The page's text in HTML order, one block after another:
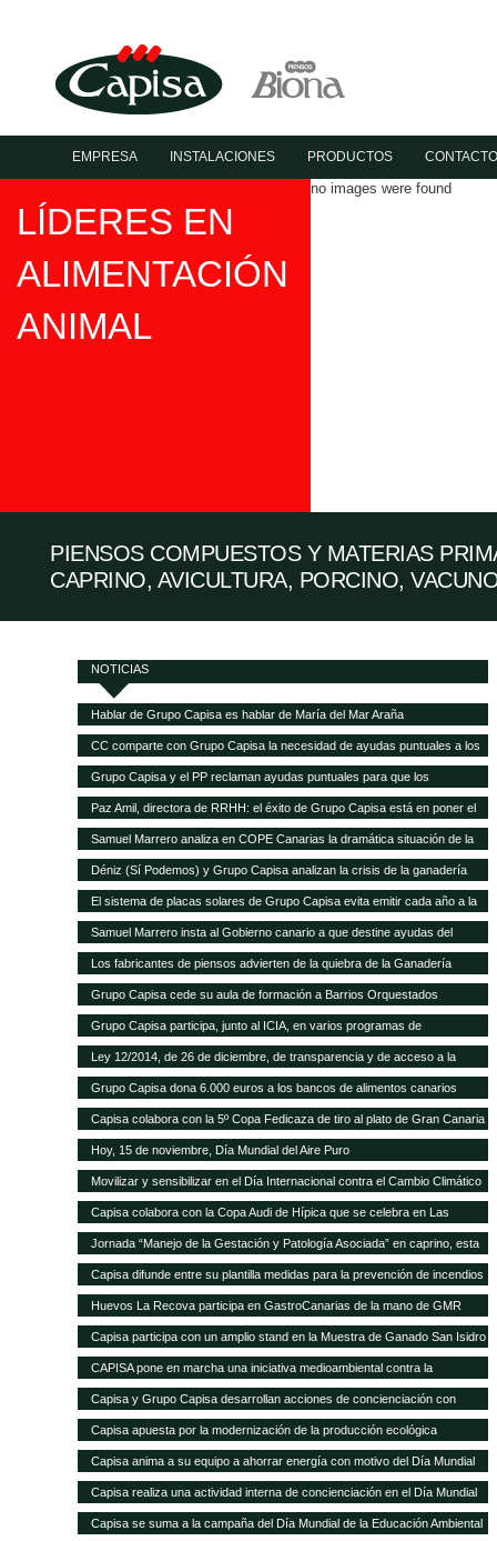
EMPRESA INSTALACIONES PRODUCTOS
no images were found
LÍDERES EN
ALIMENTACIÓN
ANIMAL
PIENSOS COMPUESTOS Y MATERIAS
CAPRINO, AVICULTURA, PORCINO,
NOTICIAS
Hablar de Grupo Capisa es hablar de María del Mar Araña
CC comparte con Grupo Capisa la necesidad de ayudas puntuales a los
ganaderos canarios
Grupo Capisa y el PP reclaman ayudas puntuales para que los
ganaderos canarios puedan pagar la gran subida de la alimentación
animal
Paz Amil, directora de RRHH: el éxito de Grupo Capisa está en poner el
foco en las personas
Samuel Marrero analiza en COPE Canarias la dramática situación de la
ganadería canaria
Déniz (Sí Podemos) y Grupo Capisa analizan la crisis de la ganadería
canaria
El sistema de placas solares de Grupo Capisa evita emitir cada año a la
atmósfera 95,5 toneladas de CO2
Samuel Marrero insta al Gobierno canario a que destine ayudas del
Fondo de Recuperación a la ganadería, en peligro de desaparecer por la
crisis
Los fabricantes de piensos advierten de la quiebra de la Ganadería
canaria y demandan ayudas directas a las explotaciones
Grupo Capisa cede su aula de formación a Barrios Orquestados
Grupo Capisa participa, junto al ICIA, en varios programas de
investigación ganadera
Ley 12/2014, de 26 de diciembre, de transparencia y de acceso a la
información pública.
Grupo Capisa dona 6.000 euros a los bancos de alimentos canarios
Capisa colabora con la 5º Copa Fedicaza de tiro al plato de Gran Canaria
Hoy, 15 de noviembre, Día Mundial del Aire Puro
Movilizar y sensibilizar en el Día Internacional contra el Cambio Climático
Capisa colabora con la Copa Audi de Hípica que se celebra en Las
Palmas
Jornada “Manejo de la Gestación y Patología Asociada” en caprino, esta
tarde en el Aula Ganadera de Grupo Capisa
Capisa difunde entre su plantilla medidas para la prevención de incendios
Huevos La Recova participa en GastroCanarias de la mano de GMR
Capisa participa con un amplio stand en la Muestra de Ganado San Isidro
Labrador de Uga, en Lanzarote
CAPISA pone en marcha una iniciativa medioambiental contra la
contaminación acústica
Capisa y Grupo Capisa desarrollan acciones de concienciación con
motivo del Día Internacional del Agua
Capisa apuesta por la modernización de la producción ecológica
Capisa anima a su equipo a ahorrar energía con motivo del Día Mundial
de la Energía
Capisa realiza una actividad interna de concienciación en el Día Mundial
de la Educación Ambiental
Capisa se suma a la campaña del Día Mundial de la Educación Ambiental